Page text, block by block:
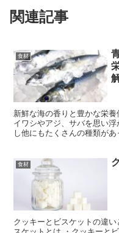
関連記事
食材
新鮮な海の香りと豊かな栄
イワシやアジ、サバを思い
し他にもたくさんの種類が
食材
クッキーとビスケットの違